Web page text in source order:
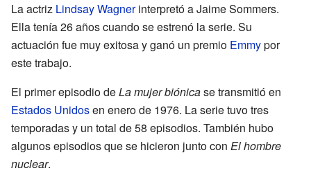
La actriz Lindsay Wagnerinterpretó a Jaime Sommers.
Ella tenía 26 años cuando se estrenó la serie. Su
actuación fue muy exitosa y ganó un premio Emmypor
este trabajo.
El primer episodio deLa mujer biónicase transmitió en
Estados Unidosen enero de 1976. La serie tuvo tres
temporadas y un total de 58 episodios. También hubo
algunos episodios que se hicieron junto con El hombre
nuclear.